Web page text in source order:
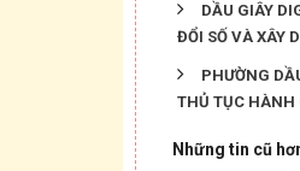
DẦU GIÂY
ĐỔI SỐ VÀ XÂY
PHƯỜNG
THỦ TỤC HÀNH
Những tin cũ